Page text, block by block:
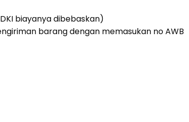
biayanya dibebaskan)
barang dengan memasukan no AWB